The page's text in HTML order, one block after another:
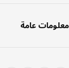
عامة